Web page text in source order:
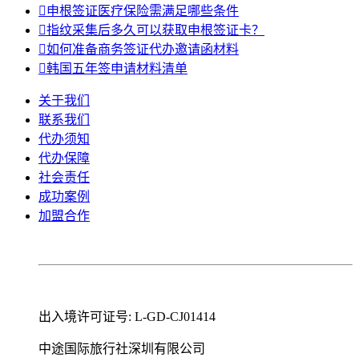
申根签证医疗保险需满足哪些条件
指纹采集后多久可以获取申根签证卡？
如何准备商务签证代办邀请函材料
韩国五年签申请材料清单
关于我们
联系我们
代办须知
代办保障
社会责任
成功案例
加盟合作
出入境许可证号: L-GD-CJ01414
中途国际旅行社深圳有限公司